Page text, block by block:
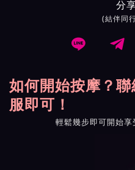
分
(結伴同
 
如何開始按摩？
服即可！
輕鬆幾步即可開始